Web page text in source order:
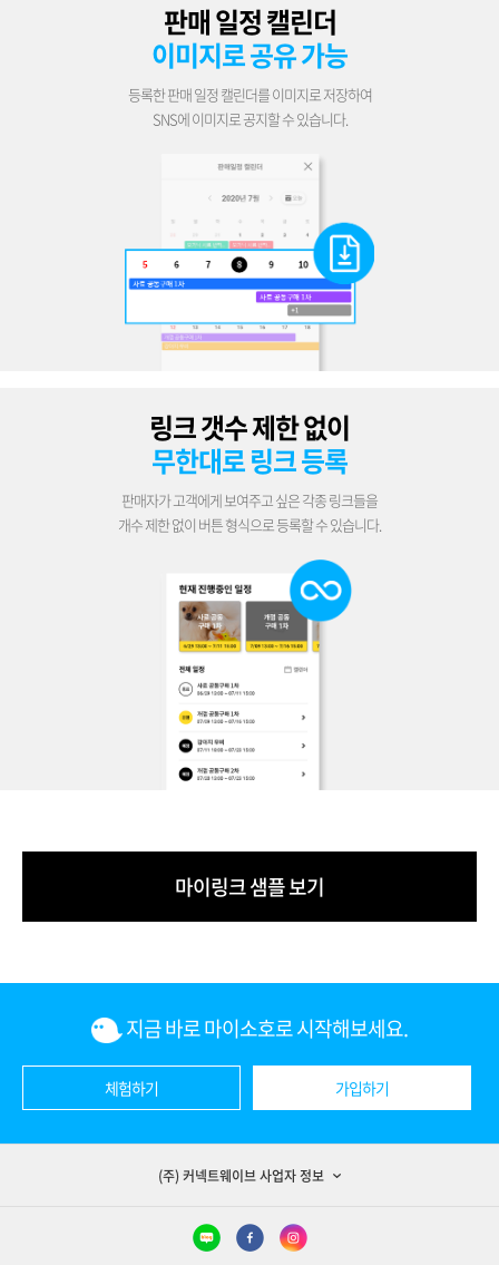
판매 일정 캘린더
이미지로 공유 가능
등록한 판매 일정 캘린더를 이미지로 저장하여
SNS에 이미지로 공지할 수 있습니다.
링크 갯수 제한 없이
무한대로 링크 등록
판매자가 고객에게 보여주고 싶은 각종 링크들을
개수 제한 없이 버튼 형식으로 등록할 수 있습니다.
마이링크 샘플 보기
지금 바로 마이소호로 시작해보세요.
체험하기 가입하기
(주) 커넥트웨이브 사업자 정보